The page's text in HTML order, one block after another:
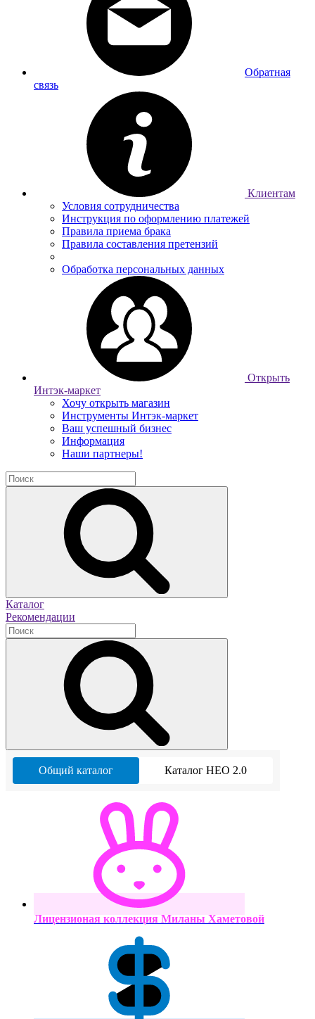
Обратная
связь
Клиентам
Условия сотрудничества
Инструкция по оформлению платежей
Правила приема брака
Правила составления претензий
Обработка персональных данных
Открыть
Интэк-маркет
Хочу открыть магазин
Инструменты Интэк-маркет
Ваш успешный бизнес
Информация
Наши партнеры!
Каталог
Рекомендации
Общий каталог Каталог НЕО 2.0
Лицензионая коллекция Миланы Хаметовой